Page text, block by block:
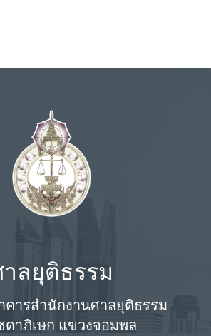
ลยุติธรรม
คารสำนักงานศาลยุติธรรม
าภิเษก แขวงจอมพล